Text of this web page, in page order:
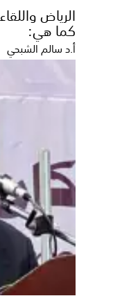
عملية «الرد
وطائراتنا
​رداً على الجريمة
الحوثية
الرياض
كما هي:
أ.د سالم الشبحي